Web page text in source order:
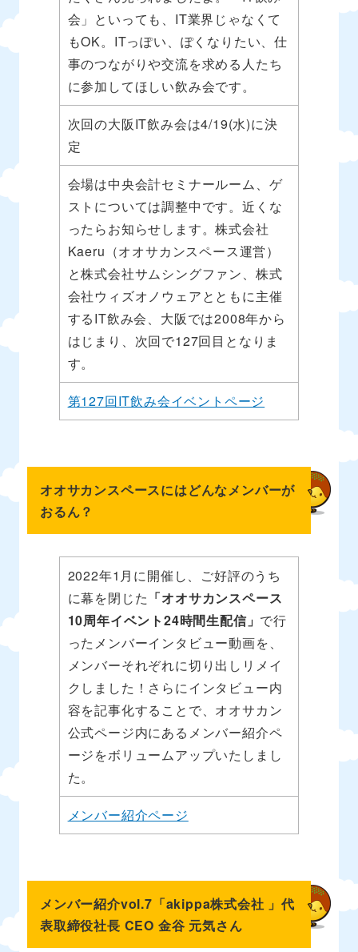
会」といっても、IT業界じゃなくて
もOK。ITっぽい、ぽくなりたい、仕
事のつながりや交流を求める人たち
に参加してほしい飲み会です。
次回の大阪IT飲み会は4/19(水)に決
定
会場は中央会計セミナールーム、ゲ
ストについては調整中です。近くな
ったらお知らせします。株式会社
Kaeru（オオサカンスペース運営）
と株式会社サムシングファン、株式
会社ウィズオノウェアとともに主催
するIT飲み会、大阪では2008年から
はじまり、次回で127回目となりま
す。
第127回IT飲み会イベントページ
オオサカンスペースにはどんなメンバーが
おるん？
2022年1月に開催し、ご好評のうち
に幕を閉じた 「オオサカンスペース
10周年イベント24時間生配信」 で行
ったメンバーインタビュー動画を、
メンバーそれぞれに切り出しリメイ
クしました！さらにインタビュー内
容を記事化することで、オオサカン
公式ページ内にあるメンバー紹介ペ
ージをボリュームアップいたしまし
た。
メンバー紹介ページ
メンバー紹介vol.7「akippa株式会社 」代
表取締役社長 CEO 金谷 元気さん